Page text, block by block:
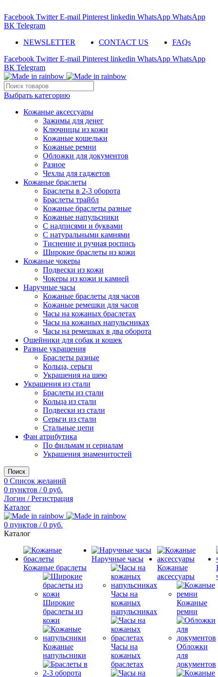
Facebook Twitter E-mail Pinterest linkedin WhatsApp WhatsApp
ВК Telegram
NEWSLETTER
CONTACT US
FAQs
Facebook Twitter E-mail Pinterest linkedin WhatsApp WhatsApp
ВК Telegram
Выбрать категорию
Кожаные аксессуары
Зажимы для денег
Ключницы из кожи
Кожаные кошельки
Кожаные ремни
Обложки для документов
Разное
Чехлы для гаджетов
Кожаные браслеты
Браслеты в 2-3 оборота
Браслеты трайбл
Кожаные браслеты разные
Кожаные напульсники
С надписями и буквами
С натуральными камнями
Тиснение и ручная роспись
Широкие браслеты из кожи
Кожаные чокеры
Подвески из кожи
Чокеры из кожи и камней
Наручные часы
Кожаные браслеты для часов
Кожаные ремешки для часов
Часы на кожаных браслетах
Часы на кожаных напульсниках
Часы на ремешках в два оборота
Ошейники для собак и кошек
Разные украшения
Браслеты разные
Кольца, серьги
Украшения на шею
Украшения из стали
Браслеты из стали
Кольца из стали
Подвески из стали
Серьги из стали
Стальные цепи
Фан атрибутика
По фильмам и сериалам
Украшения знаменитостей
Поиск
0 Список желаний
0 пунктов / 0 руб.
Логин / Регистрация
Каталог
0 пунктов / 0 руб.
Каталог
Кожаные браслеты
Широкие
браслеты из
кожи
Кожаные
напульсники
Наручные часы
Часы на
кожаных
напульсниках
Часы на
кожаных
браслетах
Кожаные
аксессуары
Кожаные
ремни
Обложки
для
документов